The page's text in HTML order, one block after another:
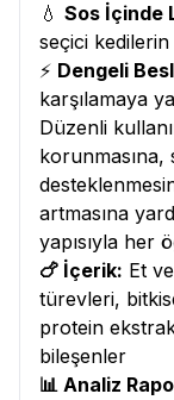
💧 Sos İçinde
seçici
⚡ Dengeli
karşılamaya
Düzenli
artmasına
yapısıyla her
🍗 İçerik: Et
türevleri,
protein
bileşenler
📊 Analiz